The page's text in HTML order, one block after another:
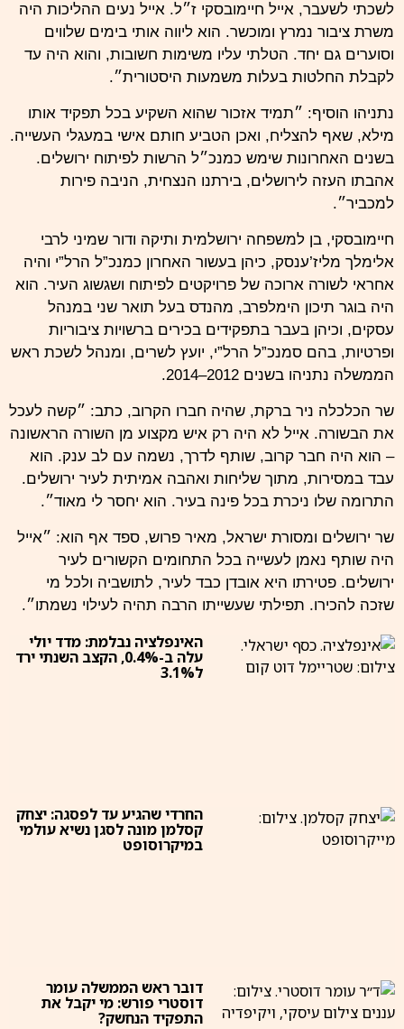
לשכתי לשעבר, אייל חיימובסקי ז״ל. אייל נעים ההליכות היה
משרת ציבור נמרץ ומוכשר. הוא ליווה אותי בימים שלווים
וסוערים גם יחד. הטלתי עליו משימות חשובות, והוא היה עד
לקבלת החלטות בעלות משמעות היסטורית״.
נתניהו הוסיף: ״תמיד אזכור שהוא השקיע בכל תפקיד אותו
מילא, שאף להצליח, ואכן הטביע חותם אישי במעגלי העשייה.
בשנים האחרונות שימש כמנכ״ל הרשות לפיתוח ירושלים.
אהבתו העזה לירושלים, בירתנו הנצחית, הניבה פירות
למכביר״.
חיימובסקי, בן למשפחה ירושלמית ותיקה ודור שמיני לרבי
אלימלך מליז’ענסק, כיהן בעשור האחרון כמנכ”ל הרל”י והיה
אחראי לשורה ארוכה של פרויקטים לפיתוח ושגשוג העיר. הוא
היה בוגר תיכון הימלפרב, מהנדס בעל תואר שני במנהל
עסקים, וכיהן בעבר בתפקידים בכירים ברשויות ציבוריות
ופרטיות, בהם סמנכ”ל הרל”י, יועץ לשרים, ומנהל לשכת ראש
הממשלה נתניהו בשנים 2012–2014.
שר הכלכלה ניר ברקת, שהיה חברו הקרוב, כתב: ״קשה לעכל
את הבשורה. אייל לא היה רק איש מקצוע מן השורה הראשונה
– הוא היה חבר קרוב, שותף לדרך, נשמה עם לב ענק. הוא
עבד במסירות, מתוך שליחות ואהבה אמיתית לעיר ירושלים.
התרומה שלו ניכרת בכל פינה בעיר. הוא יחסר לי מאוד״.
שר ירושלים ומסורת ישראל, מאיר פרוש, ספד אף הוא: ״אייל
היה שותף נאמן לעשייה בכל התחומים הקשורים לעיר
ירושלים. פטירתו היא אובדן כבד לעיר, לתושביה ולכל מי
שזכה להכירו. תפילתי שעשייתו הרבה תהיה לעילוי נשמתו״.
האינפלציה נבלמת: מדד יולי
עלה ב-0.4%, הקצב השנתי ירד
ל3.1%
החרדי שהגיע עד לפסגה: יצחק
קסלמן מונה לסגן נשיא עולמי
במיקרוסופט
דובר ראש הממשלה עומר
דוסטרי פורש: מי יקבל את
התפקיד הנחשק?